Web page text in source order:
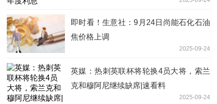
即时看！生意社：9月24日尚能石化石油
焦价格上调
2025-09-24
英媒：热刺英联杯将轮换4员大将，索兰
克和穆阿尼继续缺席|速看料
2025-09-24